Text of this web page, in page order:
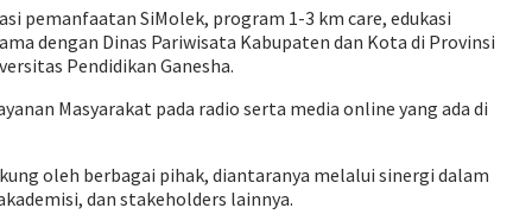
pemanfaatan SiMolek, program 1-3 km care, edukasi
dengan Dinas Pariwisata Kabupaten dan Kota di Provinsi
Pendidikan Ganesha.
Masyarakat pada radio serta media online yang ada di
oleh berbagai pihak, diantaranya melalui sinergi dalam
dan stakeholders lainnya.